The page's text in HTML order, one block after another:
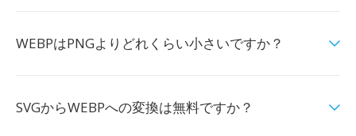
WEBPはPNGよりどれくらい小さいですか？
SVGからWEBPへの変換は無料ですか？